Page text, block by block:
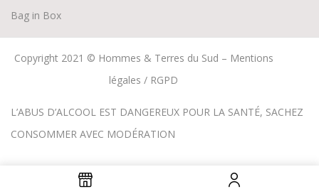
Bag in Box
Copyright 2021 © Hommes & Terres du Sud – Mentions
légales / RGPD
L’ABUS D’ALCOOL EST DANGEREUX POUR LA SANTÉ, SACHEZ
CONSOMMER AVEC MODÉRATION